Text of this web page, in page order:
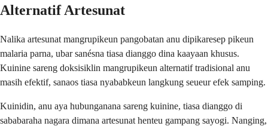
Alternatif Artesunat
Nalika artesunat mangrupikeun pangobatan anu dipikaresep pikeun
malaria parna, ubar sanésna tiasa dianggo dina kaayaan khusus.
Kuinine sareng doksisiklin mangrupikeun alternatif tradisional anu
masih efektif, sanaos tiasa nyababkeun langkung seueur efek samping.
Kuinidin, anu aya hubunganana sareng kuinine, tiasa dianggo di
sababaraha nagara dimana artesunat henteu gampang sayogi. Nanging,